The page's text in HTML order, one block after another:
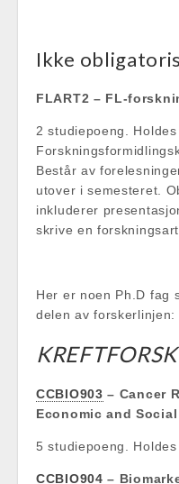
Ikke
FLART2 – FL-
2 studiepoeng. Holdes
Består av
utover i semesteret.
inkluderer
skrive en
Her er noen Ph.D fag
delen av forskerlinjen:
CCBIO903 – Cancer
Economic and
5 studiepoeng. Holdes
CCBIO904 –